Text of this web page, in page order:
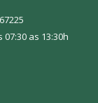
as 13:30h